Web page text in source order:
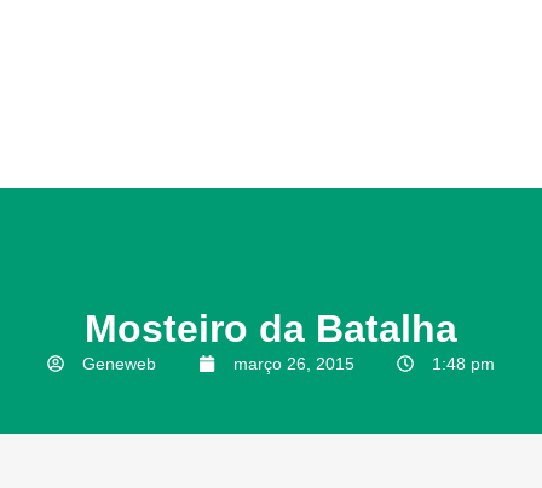
Mosteiro da Batalha
Geneweb março 26, 2015 1:48 pm